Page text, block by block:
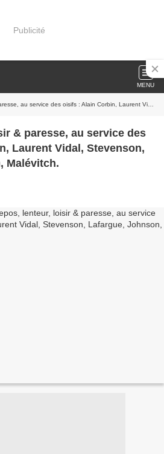
Publicité
MENU
des oisifs : Alain Corbin, Laurent Vidal, Stevenson, Lafargue, Johnson, Malévitch.
& paresse, au service des
Laurent Vidal, Stevenson,
Malévitch.